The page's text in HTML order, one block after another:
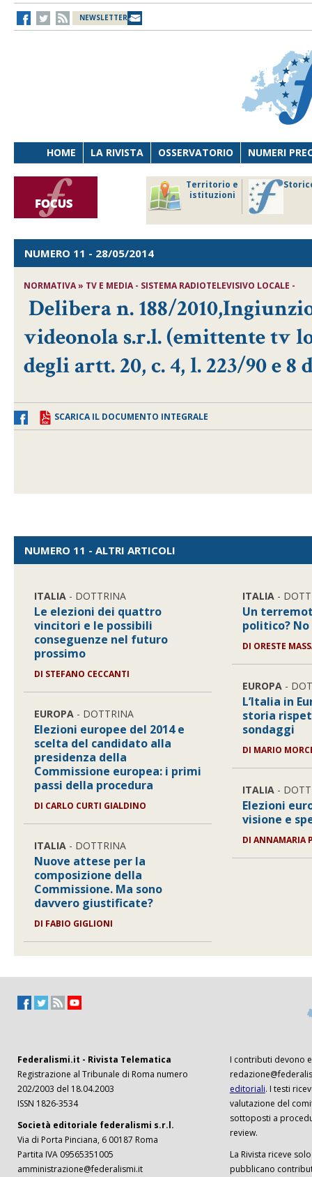
NEWSLETTER
HOME LA RIVISTA OSSERVATORIO NUMERI
Territorio e
istituzioni
NUMERO 11 - 28/05/2014
NORMATIVA » TV E MEDIA - SISTEMA RADIOTELEVISIVO LOCALE -
Delibera n. 188/
videonola s.r.l. (emittente tv
degli artt. 20, c. 4, l. 223/90 e 8
SCARICA IL DOCUMENTO INTEGRALE
NUMERO 11 - ALTRI ARTICOLI
ITALIA - DOTTRINA
Le elezioni dei quattro
vincitori e le possibili
conseguenze nel futuro
prossimo
DI STEFANO CECCANTI
EUROPA - DOTTRINA
Elezioni europee del 2014 e
scelta del candidato alla
presidenza della
Commissione europea: i primi
passi della procedura
DI CARLO CURTI GIALDINO
ITALIA - DOTTRINA
Nuove attese per la
composizione della
Commissione. Ma sono
davvero giustificate?
DI FABIO GIGLIONI
ITALIA -
Un
politico? No
DI ORESTE
EUROPA -
L’Italia in
storia
sondaggi
DI MARIO
ITALIA -
Elezioni
visione e
DI ANNAMARIA
Federalismi.it - Rivista Telematica
Registrazione al Tribunale di Roma numero
202/2003 del 18.04.2003
ISSN 1826-3534
Società editoriale federalismi s.r.l.
Via di Porta Pinciana, 6 00187 Roma
Partita IVA 09565351005
amministrazione@federalismi.it
I contributi devono
editoriali. I testi
valutazione del
sottoposti a
review.
La Rivista riceve
pubblicano